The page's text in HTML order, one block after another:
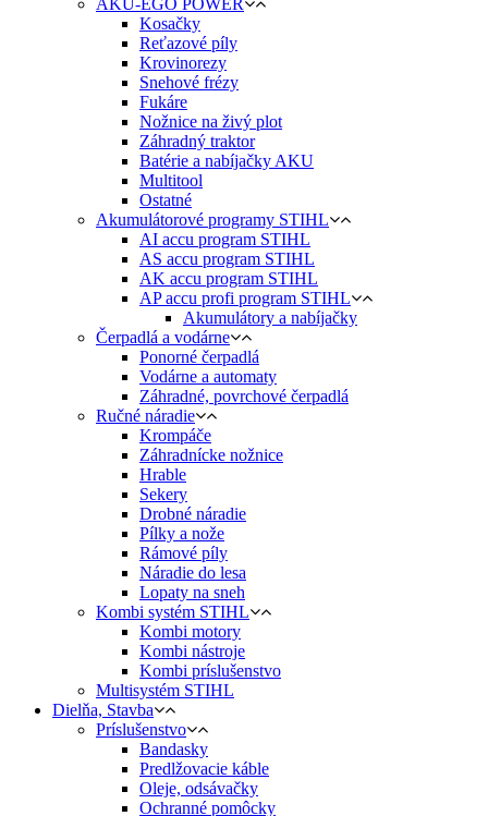
AKU-EGO POWER
Kosačky
Reťazové píly
Krovinorezy
Snehové frézy
Fukáre
Nožnice na živý plot
Záhradný traktor
Batérie a nabíjačky AKU
Multitool
Ostatné
Akumulátorové programy STIHL
AI accu program STIHL
AS accu program STIHL
AK accu program STIHL
AP accu profi program STIHL
Akumulátory a nabíjačky
Čerpadlá a vodárne
Ponorné čerpadlá
Vodárne a automaty
Záhradné, povrchové čerpadlá
Ručné náradie
Krompáče
Záhradnícke nožnice
Hrable
Sekery
Drobné náradie
Pílky a nože
Rámové píly
Náradie do lesa
Lopaty na sneh
Kombi systém STIHL
Kombi motory
Kombi nástroje
Kombi príslušenstvo
Multisystém STIHL
Dielňa, Stavba
Príslušenstvo
Bandasky
Predlžovacie káble
Oleje, odsávačky
Ochranné pomôcky